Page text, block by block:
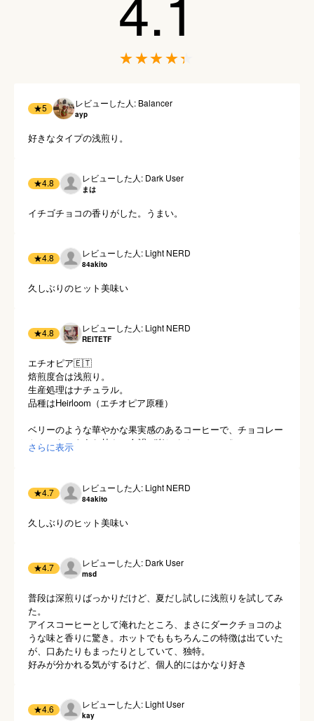
★5 レビューした人: Balancer
ayp
好きなタイプの浅煎り。
★4.8 レビューした人: Dark User
まは
イチゴチョコの香りがした。うまい。
★4.8 レビューした人: Light NERD
84akito
久しぶりのヒット美味い
★4.8 レビューした人: Light NERD
REITETF
エチオピア🇪🇹
焙煎度合は浅煎り。
生産処理はナチュラル。
品種はHeirloom（エチオピア原種）
ベリーのような華やかな果実感のあるコーヒーで、チョコレー
トケーキのような甘さの余韻が楽しめるコーヒー☕️
ご馳走様でした！
さらに表示
★4.7 レビューした人: Light NERD
84akito
久しぶりのヒット美味い
★4.7 レビューした人: Dark User
msd
普段は深煎りばっかりだけど、夏だし試しに浅煎りを試してみ
た。
アイスコーヒーとして淹れたところ、まさにダークチョコのよ
うな味と香りに驚き。ホットでももちろんこの特徴は出ていた
が、口あたりもまったりとしていて、独特。
好みが分かれる気がするけど、個人的にはかなり好き
★4.6 レビューした人: Light User
kay